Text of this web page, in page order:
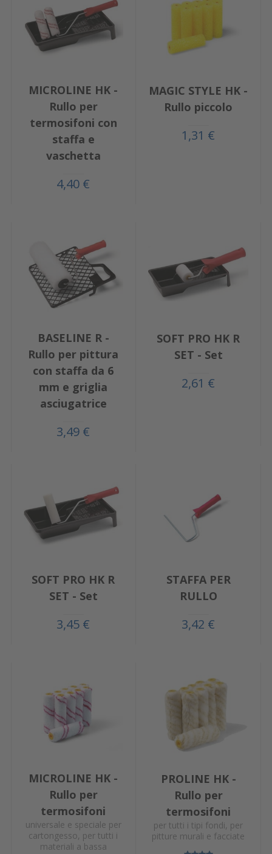
MICROLINE HK -
Rullo per
termosifoni con
staffa e
vaschetta
4,40 €
MAGIC STYLE HK -
Rullo piccolo
1,31 €
BASELINE R -
Rullo per pittura
con staffa da 6
mm e griglia
asciugatrice
3,49 €
SOFT PRO HK R
SET - Set
2,61 €
SOFT PRO HK R
SET - Set
3,45 €
STAFFA PER
RULLO
3,42 €
MICROLINE HK -
Rullo per
termosifoni
universale e speciale per
cartongesso, per tutti i
materiali a bassa
PROLINE HK -
Rullo per
termosifoni
per tutti i tipi fondi, per
pitture murali e facciate